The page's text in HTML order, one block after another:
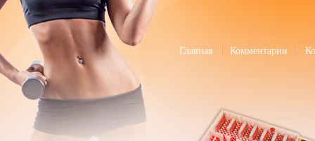
Главная Комментарии